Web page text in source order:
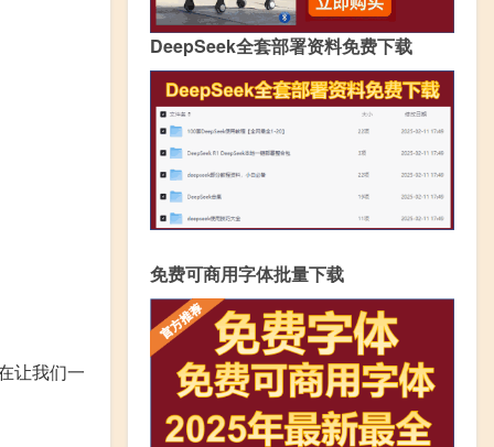
让我们一
DeepSeek全套部署资料免费下载
免费可商用字体批量下载